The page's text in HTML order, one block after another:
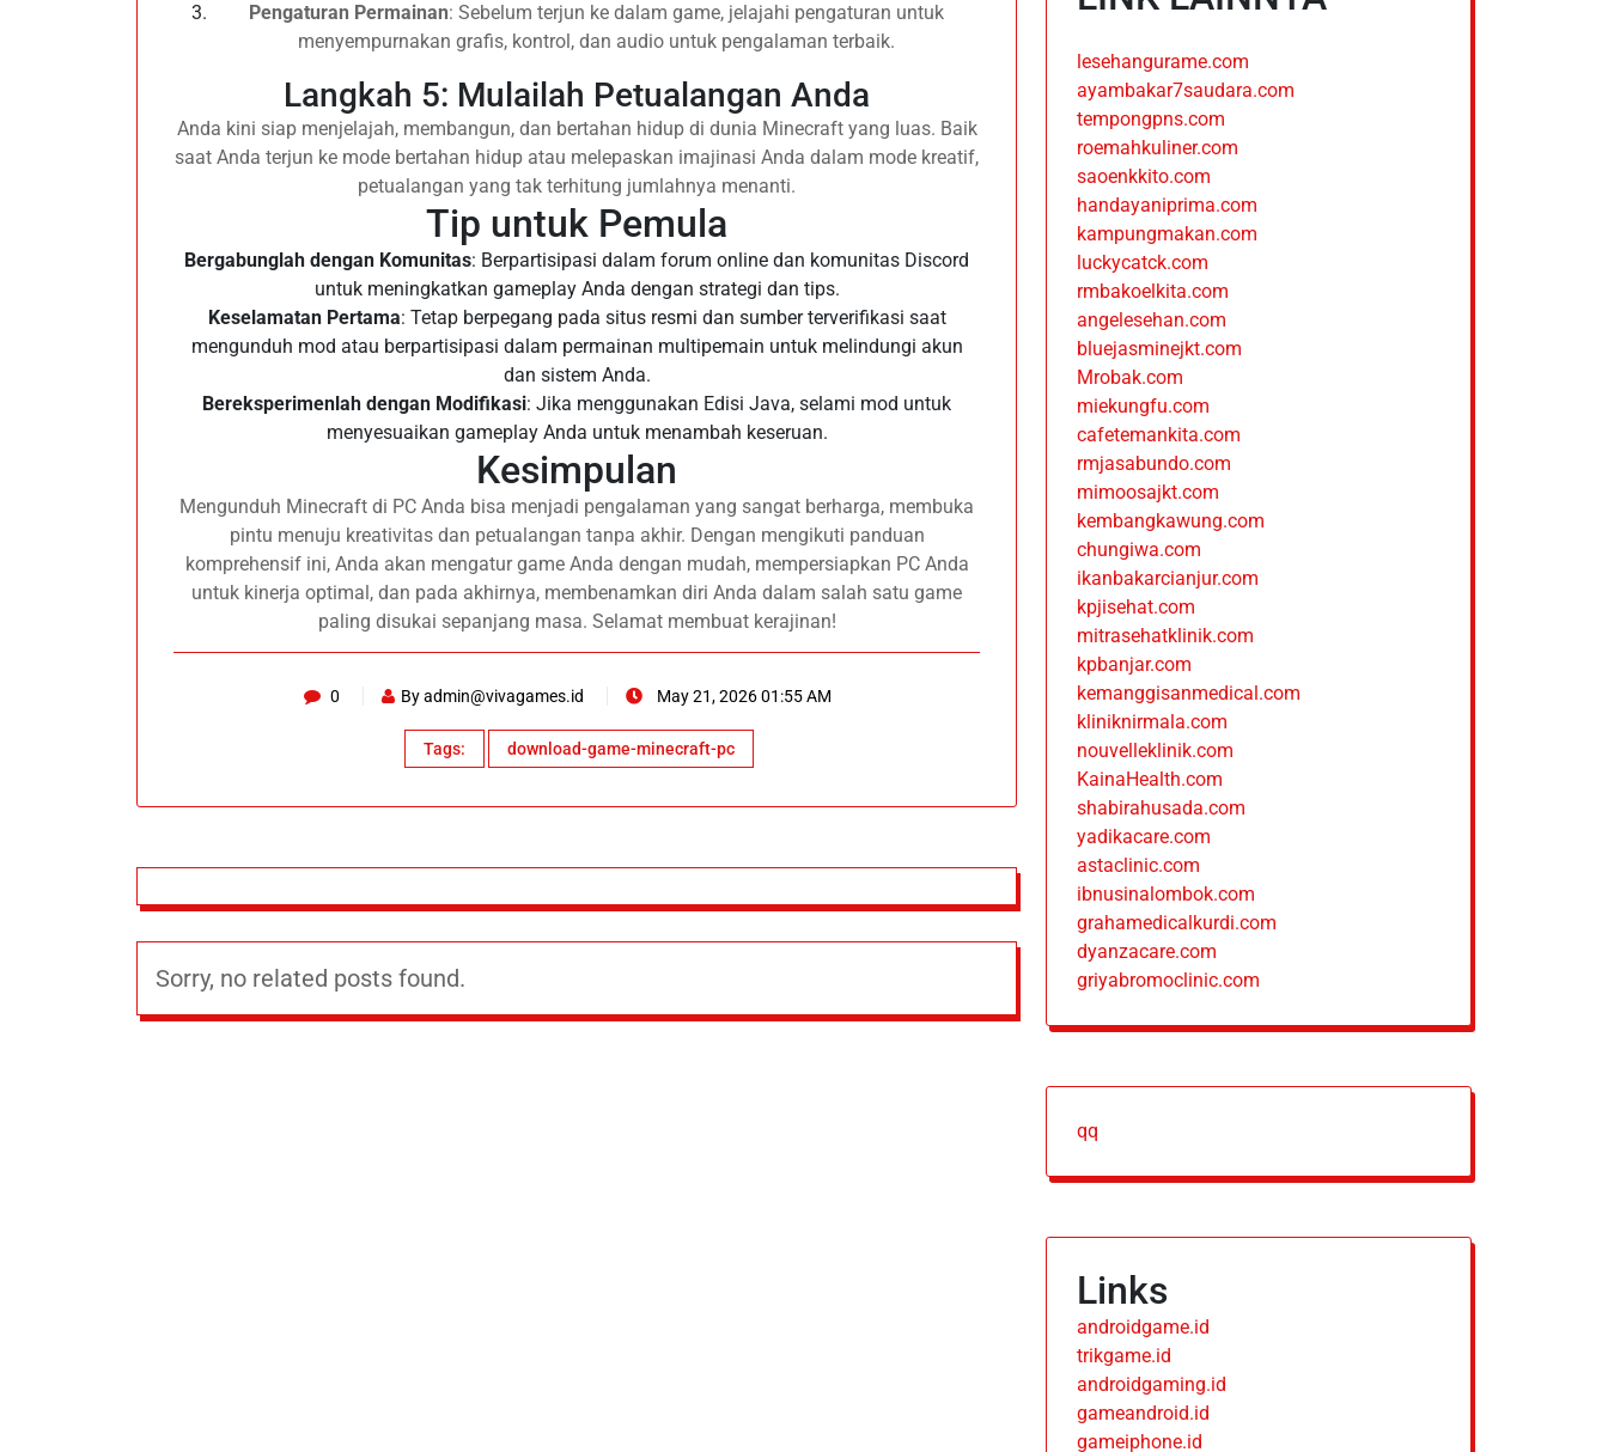
Pengaturan Permainan: Sebelum terjun ke dalam game, jelajahi pengaturan untuk
menyempurnakan grafis, kontrol, dan audio untuk pengalaman terbaik.
Langkah 5: Mulailah Petualangan Anda
Anda kini siap menjelajah, membangun, dan bertahan hidup di dunia Minecraft yang luas. Baik
saat Anda terjun ke mode bertahan hidup atau melepaskan imajinasi Anda dalam mode kreatif,
petualangan yang tak terhitung jumlahnya menanti.
Tip untuk Pemula
Bergabunglah dengan Komunitas: Berpartisipasi dalam forum online dan komunitas Discord
untuk meningkatkan gameplay Anda dengan strategi dan tips.
Keselamatan Pertama: Tetap berpegang pada situs resmi dan sumber terverifikasi saat
mengunduh mod atau berpartisipasi dalam permainan multipemain untuk melindungi akun
dan sistem Anda.
Bereksperimenlah dengan Modifikasi: Jika menggunakan Edisi Java, selami mod untuk
menyesuaikan gameplay Anda untuk menambah keseruan.
Kesimpulan
Mengunduh Minecraft di PC Anda bisa menjadi pengalaman yang sangat berharga, membuka
pintu menuju kreativitas dan petualangan tanpa akhir. Dengan mengikuti panduan
komprehensif ini, Anda akan mengatur game Anda dengan mudah, mempersiapkan PC Anda
untuk kinerja optimal, dan pada akhirnya, membenamkan diri Anda dalam salah satu game
paling disukai sepanjang masa. Selamat membuat kerajinan!
0 Byadmin@vivagames.id May 21, 2026 01:55 AM
Tags: download-game-minecraft-pc
Sorry, no related posts found.
lesehangurame.com
ayambakar7saudara.com
tempongpns.com
roemahkuliner.com
saoenkkito.com
handayaniprima.com
kampungmakan.com
luckycatck.com
rmbakoelkita.com
angelesehan.com
bluejasminejkt.com
Mrobak.com
miekungfu.com
cafetemankita.com
rmjasabundo.com
mimoosajkt.com
kembangkawung.com
chungiwa.com
ikanbakarcianjur.com
kpjisehat.com
mitrasehatklinik.com
kpbanjar.com
kemanggisanmedical.com
kliniknirmala.com
nouvelleklinik.com
KainaHealth.com
shabirahusada.com
yadikacare.com
astaclinic.com
ibnusinalombok.com
grahamedicalkurdi.com
dyanzacare.com
griyabromoclinic.com
qq
Links
androidgame.id
trikgame.id
androidgaming.id
gameandroid.id
gameiphone.id